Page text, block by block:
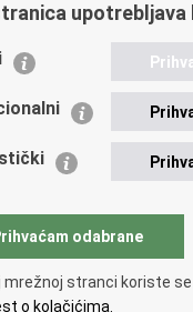
poveznice
unutarnjih poslova
akademija
policijske solidarnosti
za forenzična ispitivanja,
uprave
upotrebljava
odabrane
mrežnoj stranci koriste
o kolačićima.